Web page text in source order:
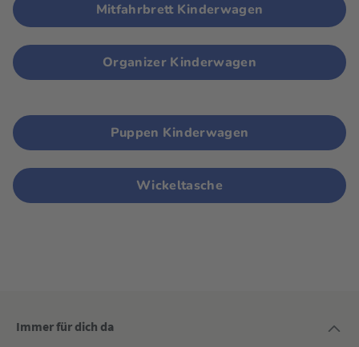
Mitfahrbrett Kinderwagen
Organizer Kinderwagen
Puppen Kinderwagen
Wickeltasche
Immer für dich da